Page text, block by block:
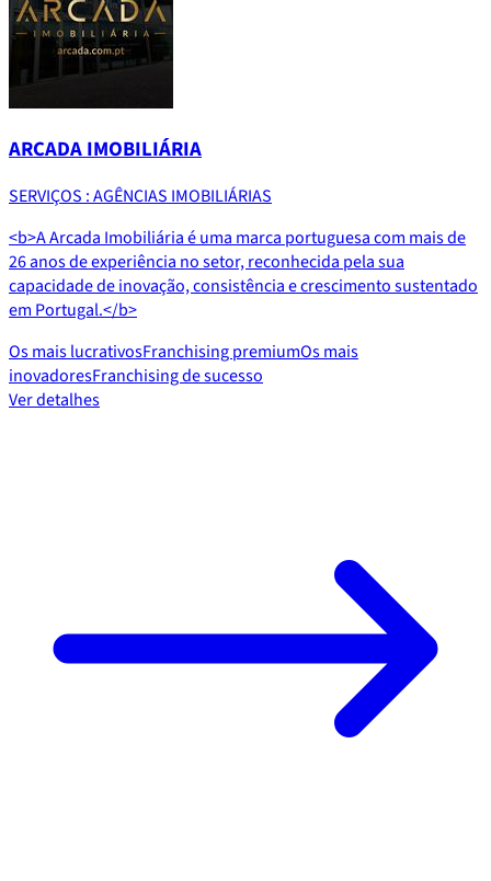
ARCADA IMOBILIÁRIA
SERVIÇOS : AGÊNCIAS IMOBILIÁRIAS
<b>A Arcada Imobiliária é uma marca portuguesa com mais de
26 anos de experiência no setor, reconhecida pela sua
capacidade de inovação, consistência e crescimento sustentado
em Portugal.</b>
Os mais lucrativosFranchising premiumOs mais
inovadoresFranchising de sucesso
Ver detalhes